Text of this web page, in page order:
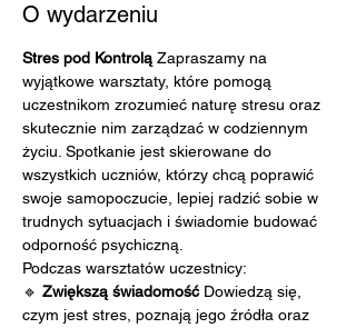
O wydarzeniu
Stres pod Kontrolą Zapraszamy na
wyjątkowe warsztaty, które pomogą
uczestnikom zrozumieć naturę stresu oraz
skutecznie nim zarządzać w codziennym
życiu. Spotkanie jest skierowane do
wszystkich uczniów, którzy chcą poprawić
swoje samopoczucie, lepiej radzić sobie w
trudnych sytuacjach i świadomie budować
odporność psychiczną.
Podczas warsztatów uczestnicy:
🔹 Zwiększą świadomość Dowiedzą się,
czym jest stres, poznają jego źródła oraz